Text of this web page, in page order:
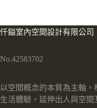
仟鎰室內空間設計有限公司
No.42583702
以空間概念的本質為主軸，
生活體驗，延伸出人與空間